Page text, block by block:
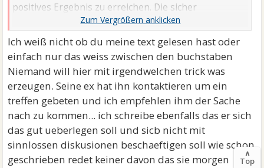
positives Ergebnis zu erreichen. Die sicher
überschaubaren - seltenen - positiven Erfahrungen ...
Ich weiß nicht ob du meine text gelesen hast oder
einfach nur das weiss zwischen den buchstaben
Niemand will hier mit irgendwelchen trick was
erzeugen. Seine ex hat ihn kontaktieren um ein
treffen gebeten und ich empfehlen ihm der Sache
nach zu kommen... ich schreibe ebenfalls das er sich
das gut ueberlegen soll und sicb nicht mit
sinnlossen diskusionen beschaeftigen soll wie schon
geschrieben redet keiner davon das sie morgen
∧
Top